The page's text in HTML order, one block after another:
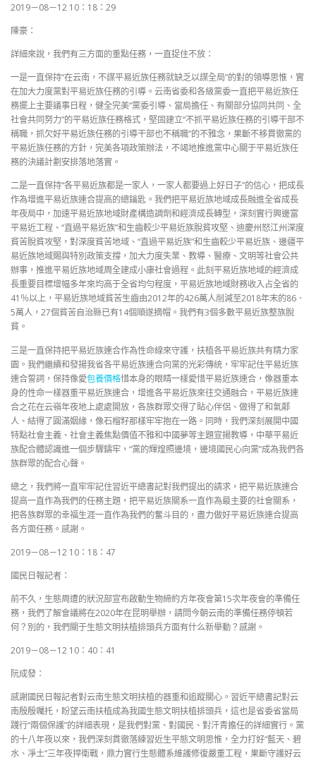
2019－08－12 10：18：29
陳豪：
詳細來說，我們有三方面的重點任務，一直捉住不放：
一是一直保持“在云南，不謀平易近族任務就缺乏以謀全局”的對的領導思惟，實
在加大力度黨對平易近族任務的引導。云南省委和各級黨委一直把平易近族任
務擺上主要議事日程，健全完美“黨委引導、當局擔任、有關部分協同共同、全
社會共同努力”的平易近族任務格式，堅固建立“不抓平易近族任務的引導干部不
稱職，抓欠好平易近族任務的引導干部也不稱職”的不雅念，果斷不移貫徹黨的
平易近族任務的方針，完美各項政策辦法，不竭地推進黨中心關于平易近族任
務的決議計劃安排落地落實。
二是一直保持“各平易近族都是一家人，一家人都要過上好日子”的信心，把成長
作為增進平易近族連合提高的總鑰匙。我們把平易近族地域成長融進全省成長
年夜局中，加速平易近族地域財產構造調劑和經濟成長轉型，深刻實行興邊富
平易近工程、“直過平易近族”和生齒較少平易近族脫貧攻堅、迪慶州怒江州深度
貧苦脫貧攻堅，對深度貧苦地域、“直過平易近族”和生齒較少平易近族、邊疆平
易近族地域賜與特別政策支撐，加大力度失業、教導、醫療、文明等社會公共
辦事，推進平易近族地域周全建成小康社會過程。此刻平易近族地域的經濟成
長重要目標增幅多年來均高于全省均勻程度，平易近族地域財務收入占全省的
41％以上，平易近族地域貧苦生齒由2012年的426萬人削減至2018年末的86．
5萬人，27個貧苦自治縣已有14個順遂摘帽。我們有3個多數平易近族整族脫
貧。
三是一直保持把平易近族連合作為性命線來守護，扶植各平易近族共有精力家
園。我們繼續和發揚我省各平易近族連合向黨的光彩傳統，牢牢記住平易近族
連合誓詞，保持像愛包養價格惜本身的眼睛一樣愛惜平易近族連合，像器重本
身的性命一樣器重平易近族連合，增進各平易近族來往交通融合，平易近族連
合之花在云嶺年夜地上處處開放，各族群眾交得了貼心伴侶、做得了和氣鄰
人、結得了圓滿姻緣，像石榴籽那樣牢牢抱在一路。同時，我們深刻展開中國
特點社會主義、社會主義焦點價值不雅和中國夢等主題宣揚教導，中華平易近
族配合體認識進一個步驟鑄牢，“黨的輝煌照邊境，邊境國民心向黨”成為我們各
族群眾的配合心聲。
總之，我們將一直牢牢記住習近平總書記對我們提出的請求，把平易近族連合
提高一直作為我們的任務主題，把平易近族關系一直作為最主要的社會關系，
把各族群眾的幸福生涯一直作為我們的奮斗目的，盡力做好平易近族連合提高
各方面任務。感謝。
2019－08－12 10：18：47
國民日報記者：
前不久，生態周遭的狀況部宣布啟動生物締約方年夜會第15次年夜會的準備任
務，我們了解會議將在2020年在昆明舉辦，請問今朝云南的準備任務停頓若
何？別的，我們關于生態文明扶植排頭兵方面有什么新舉動？感謝。
2019－08－12 10：40：41
阮成發：
感謝國民日報記者對云南生態文明扶植的器重和追蹤關心。習近平總書記對云
南殷殷囑托，盼望云南扶植成為我國生態文明扶植排頭兵，這也是省委省當局
踐行“兩個保護”的詳細表現，是我們對黨、對國民、對汗青擔任的詳細實行。黨
的十八年夜以來，我們深刻貫徹落練習近生平態文明思惟，全力打好“藍天、碧
水、凈土”三年夜捍衛戰，鼎力實行生態體系維護修復嚴重工程，果斷守護好云